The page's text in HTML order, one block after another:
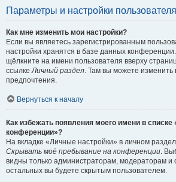
Параметры и настройки пользователя
Как мне изменить мои настройки?
Если вы являетесь зарегистрированным
настройки хранятся в базе данных
щёлкните на имени пользователя вверху
ссылкеЛичный раздел. Там вы можете изменить
предпочтения.
Вернуться к началу
Как избежать появления моего имени в списке
конференции»?
На вкладке «Личные настройки» в личном
Скрывать моё пребывание на конференции.
видны только администраторам, модераторам и
остальных вы будете скрытым пользователем.